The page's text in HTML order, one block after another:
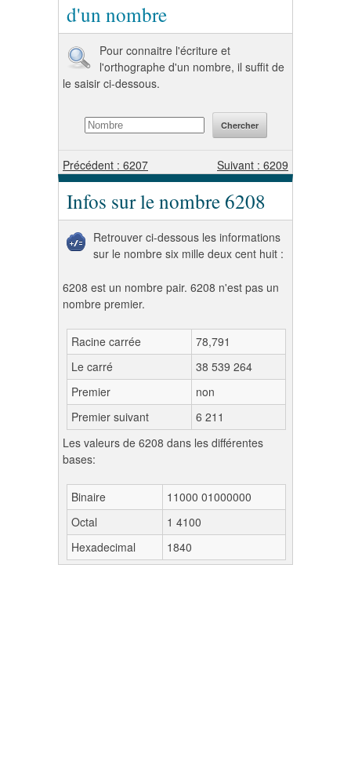
d'un nombre
Pour connaitre l'écriture et
l'orthographe d'un nombre, il suffit de
le saisir ci-dessous.
Précédent : 6207 Suivant : 6209
Infos sur le nombre 6208
Retrouver ci-dessous les informations
sur le nombre six mille deux cent huit :
6208 est un nombre pair. 6208 n'est pas un
nombre premier.
Racine carrée
78,791
Le carré
38 539 264
Premier
non
Premier suivant
6 211
Les valeurs de 6208 dans les différentes
bases:
Binaire
11000 01000000
Octal
1 4100
Hexadecimal
1840